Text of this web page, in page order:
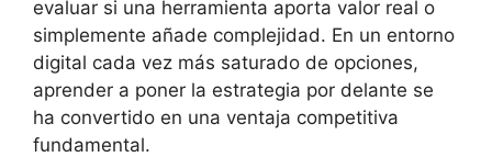
evaluar si una herramienta aporta valor real o
simplemente añade complejidad. En un entorno
digital cada vez más saturado de opciones,
aprender a poner la estrategia por delante se
ha convertido en una ventaja competitiva
fundamental.